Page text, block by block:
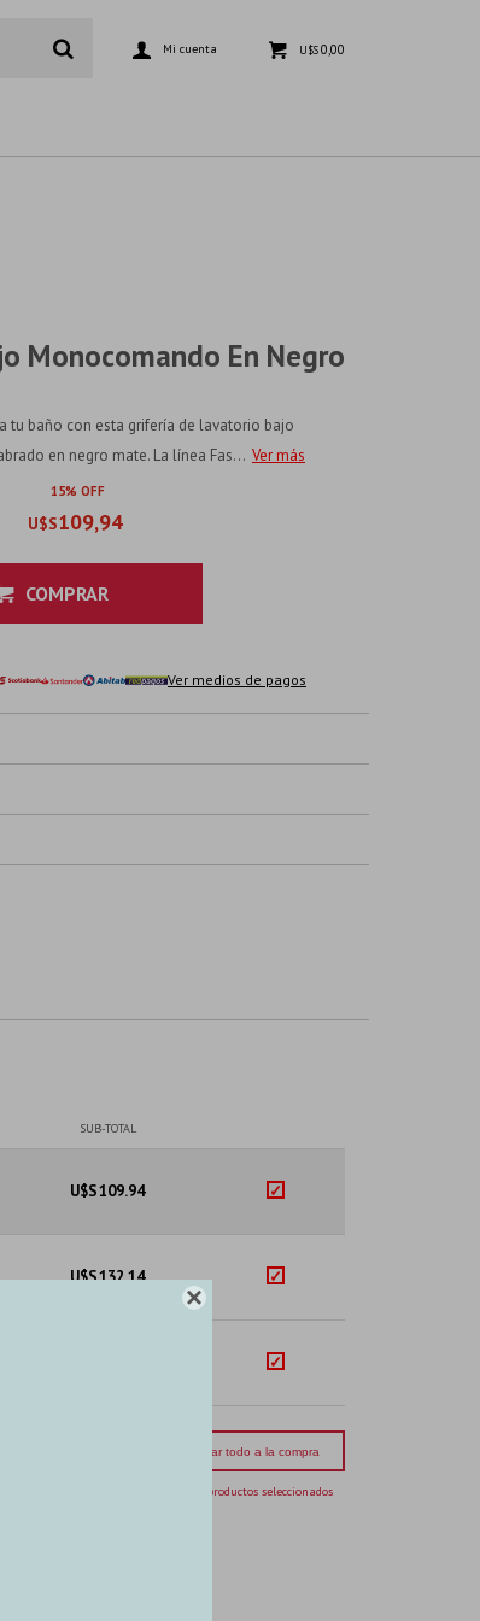

U$S0,00
Monocomando En Negro
tu baño con esta grifería de lavatorio bajo
en negro mate. La línea Fas... Ver más
15
U$S109,94
COMPRAR
Ver medios de pagos
SUB-TOTAL
U$S109.94
U$S132.14
Agregar todo a la compra
3 productos seleccionados